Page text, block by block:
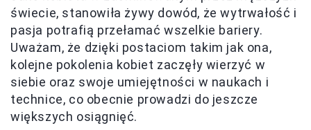
świecie, stanowiła żywy dowód, że wytrwałość i
pasja potrafią przełamać wszelkie bariery.
Uważam, że dzięki postaciom takim jak ona,
kolejne pokolenia kobiet zaczęły wierzyć w
siebie oraz swoje umiejętności w naukach i
technice, co obecnie prowadzi do jeszcze
większych osiągnięć.